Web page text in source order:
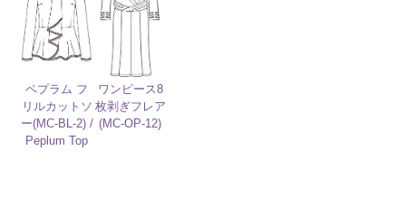
ペプラム フ
リルカットソ
ー(MC-BL-2) /
Peplum Top
ワンピース8
枚剥ぎフレア
(MC-OP-12)